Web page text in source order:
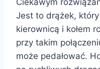
Jest to drążek,
kierownicą i kołem
przy takim
może pedałować.